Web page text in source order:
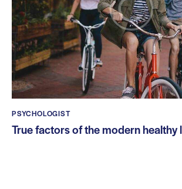
PSYCHOLOGIST
True factors of the modern healthy